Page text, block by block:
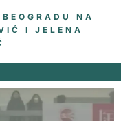
NA
I JELENA